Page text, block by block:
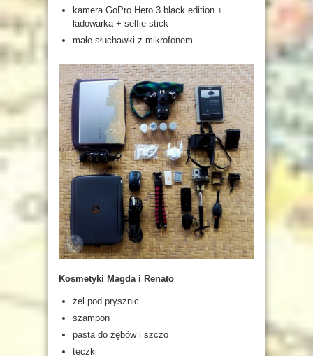
kamera GoPro Hero 3 black edition +
ładowarka + selfie stick
małe słuchawki z mikrofonem
Kosmetyki Magda i Renato
żel pod prysznic
szampon
pasta do zębów i szczo
teczki